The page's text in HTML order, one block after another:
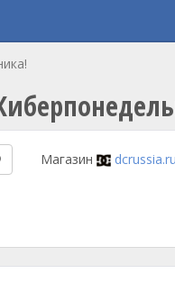
Магазин dcrussia.ru